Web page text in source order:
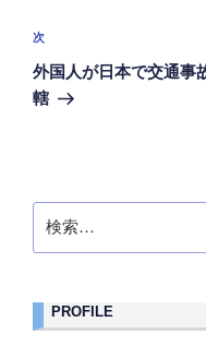
ゲ
ー
シ
次
の
投
次
外国人が日本で交通事
轄
索:
PROFILE